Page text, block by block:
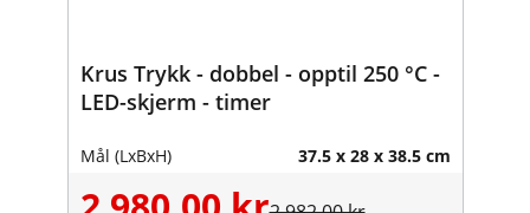
Krus Trykk - dobbel - opptil 250 °C -
LED-skjerm - timer
Mål (LxBxH) 37.5 x 28 x 38.5 cm